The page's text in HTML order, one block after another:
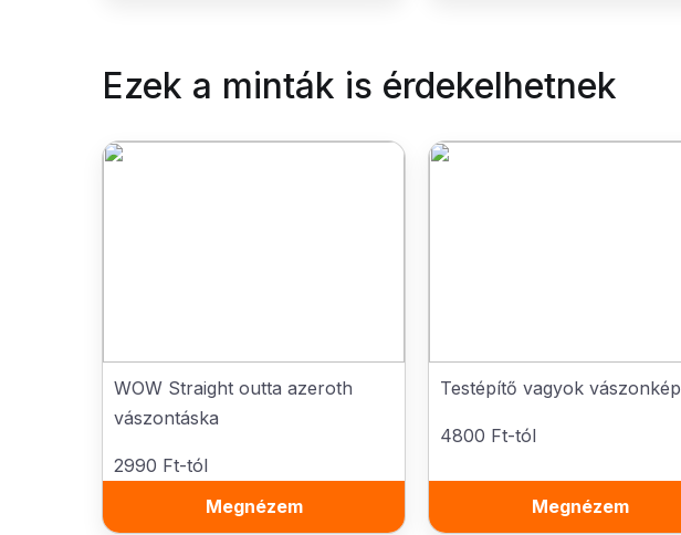
Ezek a minták is érdekelhetnek
WOW Straight outta azeroth
vászontáska
2990 Ft-tól
Megnézem
Testépítő vagyok vászonkép
4800 Ft-tól
Megnézem